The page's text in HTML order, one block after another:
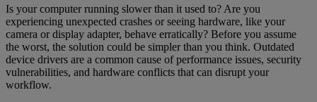
Is your computer running slower than it used to? Are you
experiencing unexpected crashes or seeing hardware, like your
camera or display adapter, behave erratically? Before you assume
the worst, the solution could be simpler than you think. Outdated
device drivers are a common cause of performance issues, security
vulnerabilities, and hardware conflicts that can disrupt your
workflow.